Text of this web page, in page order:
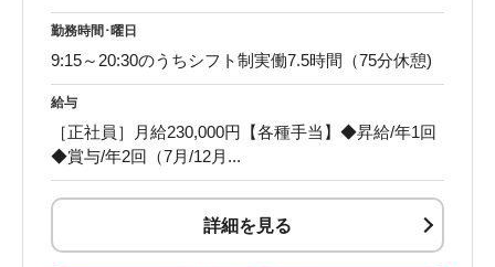
勤務時間･曜日
9:15～20:30のうちシフト制実働7.5時間（75分休憩)
給与
［正社員］月給230,000円【各種手当】◆昇給/年1回
◆賞与/年2回（7月/12月...
詳細を見る